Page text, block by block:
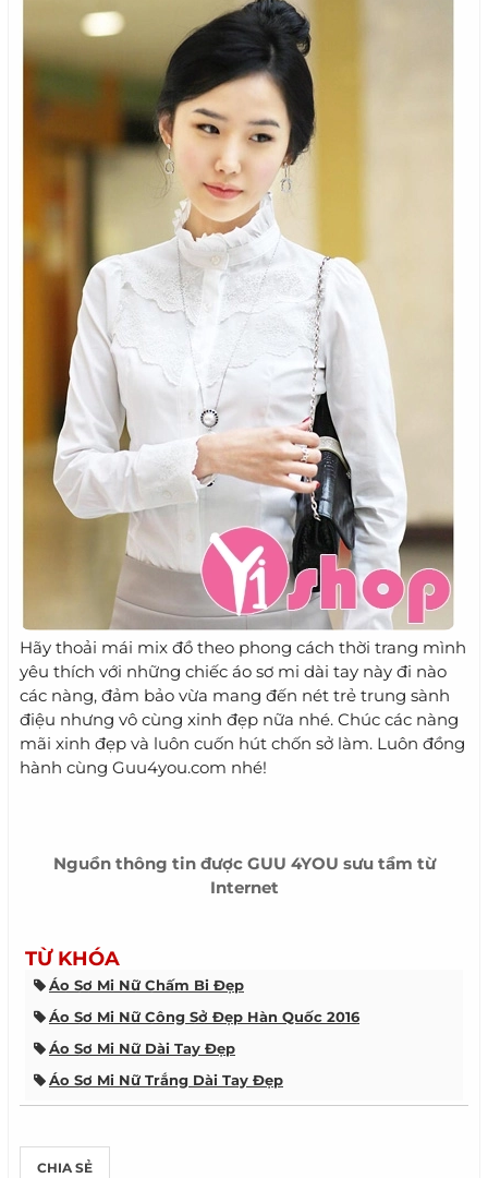
Hãy thoải mái mix đồ theo phong cách thời trang mình
yêu thích với những chiếc áo sơ mi dài tay này đi nào
các nàng, đảm bảo vừa mang đến nét trẻ trung sành
điệu nhưng vô cùng xinh đẹp nữa nhé. Chúc các nàng
mãi xinh đẹp và luôn cuốn hút chốn sở làm. Luôn đồng
hành cùng Guu4you.com nhé!
Nguồn thông tin được GUU 4YOU sưu tầm từ
Internet
TỪ KHÓA
Áo Sơ Mi Nữ Chấm Bi Đẹp
Áo Sơ Mi Nữ Công Sở Đẹp Hàn Quốc 2016
Áo Sơ Mi Nữ Dài Tay Đẹp
Áo Sơ Mi Nữ Trắng Dài Tay Đẹp
Phối Áo Sơ Mi Nữ Dài Tay Đẹp
Thời Trang Công Sở Hè 2015
CHIA SẺ